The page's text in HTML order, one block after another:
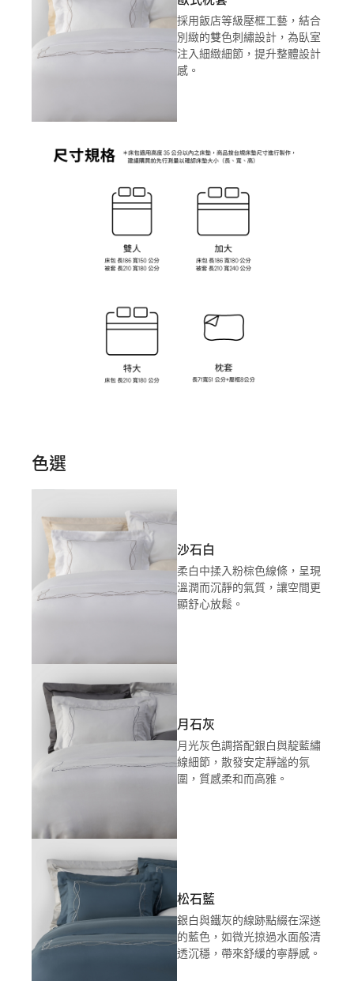
採用飯店等級壓框工藝，結合
別緻的雙色刺繡設計，為臥室
注入細緻細節，提升整體設計
感。
色選
沙石白
柔白中揉入粉棕色線條，呈現
溫潤而沉靜的氣質，讓空間更
顯舒心放鬆。
月石灰
月光灰色調搭配銀白與靛藍繡
線細節，散發安定靜謐的氛
圍，質感柔和而高雅。
松石藍
銀白與鐵灰的線跡點綴在深遂
的藍色，如微光掠過水面般清
透沉穩，帶來舒緩的寧靜感。